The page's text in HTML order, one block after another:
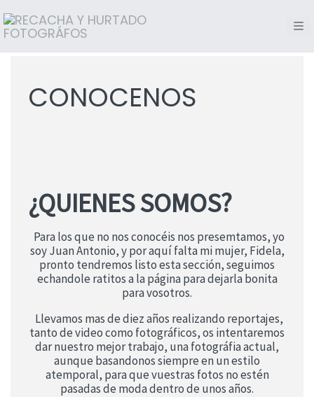
CONOCENOS
¿QUIENES SOMOS?
Para los que no nos conocéis nos presemtamos, yo
soy Juan Antonio, y por aquí falta mi mujer, Fidela,
pronto tendremos listo esta sección, seguimos
echandole ratitos a la página para dejarla bonita
para vosotros.
Llevamos mas de diez años realizando reportajes,
tanto de video como fotográficos, os intentaremos
dar nuestro mejor trabajo, una fotográfia actual,
aunque basandonos siempre en un estilo
atemporal, para que vuestras fotos no estén
pasadas de moda dentro de unos años.